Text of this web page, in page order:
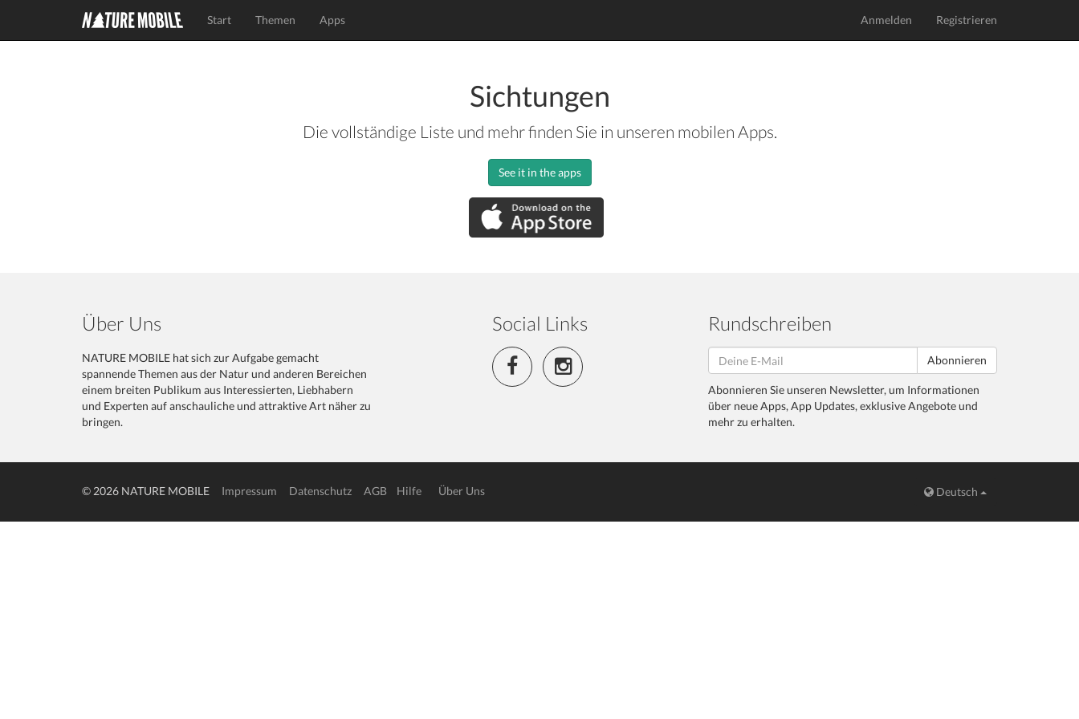
Start Themen Apps Anmelden Registrieren
Sichtungen
Die vollständige Liste und mehr finden Sie in unseren mobilen Apps.
See it in the apps
Über Uns
NATURE MOBILE hat sich zur Aufgabe gemacht
spannende Themen aus der Natur und anderen Bereichen
einem breiten Publikum aus Interessierten, Liebhabern
und Experten auf anschauliche und attraktive Art näher zu
bringen.
Social Links Rundschreiben
Abonnieren
Abonnieren Sie unseren Newsletter, um Informationen
über neue Apps, App Updates, exklusive Angebote und
mehr zu erhalten.
© 2026 NATURE MOBILE Impressum Datenschutz AGB Hilfe Über Uns Deutsch